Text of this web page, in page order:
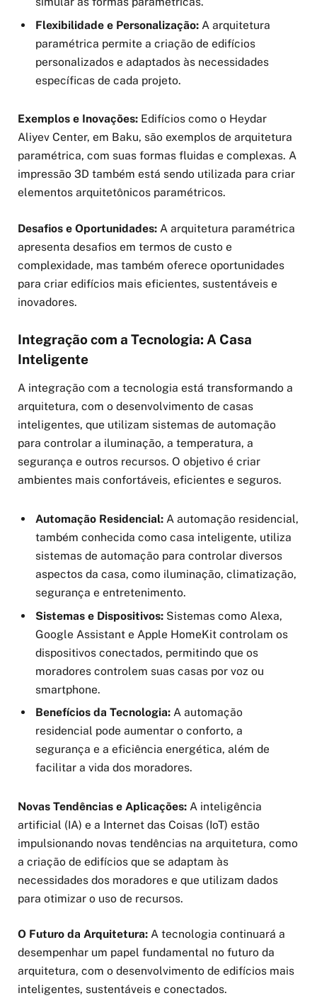
Flexibilidade e Personalização: A arquitetura
paramétrica permite a criação de edifícios
personalizados e adaptados às necessidades
específicas de cada projeto.
Exemplos e Inovações: Edifícios como o Heydar
Aliyev Center, em Baku, são exemplos de arquitetura
paramétrica, com suas formas fluidas e complexas. A
impressão 3D também está sendo utilizada para criar
elementos arquitetônicos paramétricos.
Desafios e Oportunidades: A arquitetura paramétrica
apresenta desafios em termos de custo e
complexidade, mas também oferece oportunidades
para criar edifícios mais eficientes, sustentáveis e
inovadores.
Integração com a Tecnologia: A Casa
Inteligente
A integração com a tecnologia está transformando a
arquitetura, com o desenvolvimento de casas
inteligentes, que utilizam sistemas de automação
para controlar a iluminação, a temperatura, a
segurança e outros recursos. O objetivo é criar
ambientes mais confortáveis, eficientes e seguros.
Automação Residencial: A automação residencial,
também conhecida como casa inteligente, utiliza
sistemas de automação para controlar diversos
aspectos da casa, como iluminação, climatização,
segurança e entretenimento.
Sistemas e Dispositivos: Sistemas como Alexa,
Google Assistant e Apple HomeKit controlam os
dispositivos conectados, permitindo que os
moradores controlem suas casas por voz ou
smartphone.
Benefícios da Tecnologia: A automação
residencial pode aumentar o conforto, a
segurança e a eficiência energética, além de
facilitar a vida dos moradores.
Novas Tendências e Aplicações: A inteligência
artificial (IA) e a Internet das Coisas (IoT) estão
impulsionando novas tendências na arquitetura, como
a criação de edifícios que se adaptam às
necessidades dos moradores e que utilizam dados
para otimizar o uso de recursos.
O Futuro da Arquitetura: A tecnologia continuará a
desempenhar um papel fundamental no futuro da
arquitetura, com o desenvolvimento de edifícios mais
inteligentes, sustentáveis e conectados.